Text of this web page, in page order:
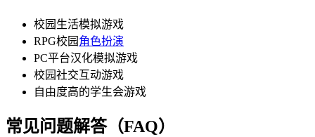
校园生活模拟游戏
RPG校园 角色扮演
PC平台汉化模拟游戏
校园社交互动游戏
自由度高的学生会游戏
常见问题解答（FAQ）